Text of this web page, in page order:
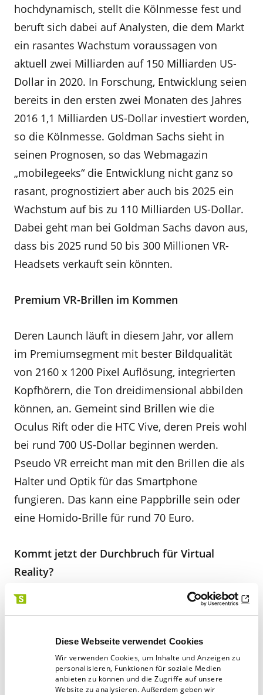
Diese Webseite verwendet Cookies
Wir verwenden Cookies, um Inhalte und Anzeigen zu
personalisieren, Funktionen für soziale Medien
anbieten zu können und die Zugriffe auf unsere
Website zu analysieren. Außerdem geben wir
hochdynamisch, stellt die Kölnmesse fest und
beruft sich dabei auf Analysten, die dem Markt
ein rasantes Wachstum voraussagen von
aktuell zwei Milliarden auf 150 Milliarden US-
Dollar in 2020. In Forschung, Entwicklung seien
bereits in den ersten zwei Monaten des Jahres
2016 1,1 Milliarden US-Dollar investiert worden,
so die Kölnmesse. Goldman Sachs sieht in
seinen Prognosen, so das Webmagazin
„mobilegeeks“ die Entwicklung nicht ganz so
rasant, prognostiziert aber auch bis 2025 ein
Wachstum auf bis zu 110 Milliarden US-Dollar.
Dabei geht man bei Goldman Sachs davon aus,
dass bis 2025 rund 50 bis 300 Millionen VR-
Headsets verkauft sein könnten.
Premium VR-Brillen im Kommen
Deren Launch läuft in diesem Jahr, vor allem
im Premiumsegment mit bester Bildqualität
von 2160 x 1200 Pixel Auflösung, integrierten
Kopfhörern, die Ton dreidimensional abbilden
können, an. Gemeint sind Brillen wie die
Oculus Rift oder die HTC Vive, deren Preis wohl
bei rund 700 US-Dollar beginnen werden.
Pseudo VR erreicht man mit den Brillen die als
Halter und Optik für das Smartphone
fungieren. Das kann eine Pappbrille sein oder
eine Homido-Brille für rund 70 Euro.
Kommt jetzt der Durchbruch für Virtual
Reality?
Die Techniken, gerade auch Augmented Reality
häufiges Auf und Ab: Mal Hype – dann wieder
totgesagt. Fachleute sagen jetzt, durch das
Internet of Things stehen beide Techniken, also